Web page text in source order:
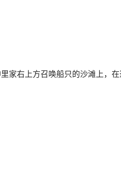
家右上方召唤船只的沙滩上，